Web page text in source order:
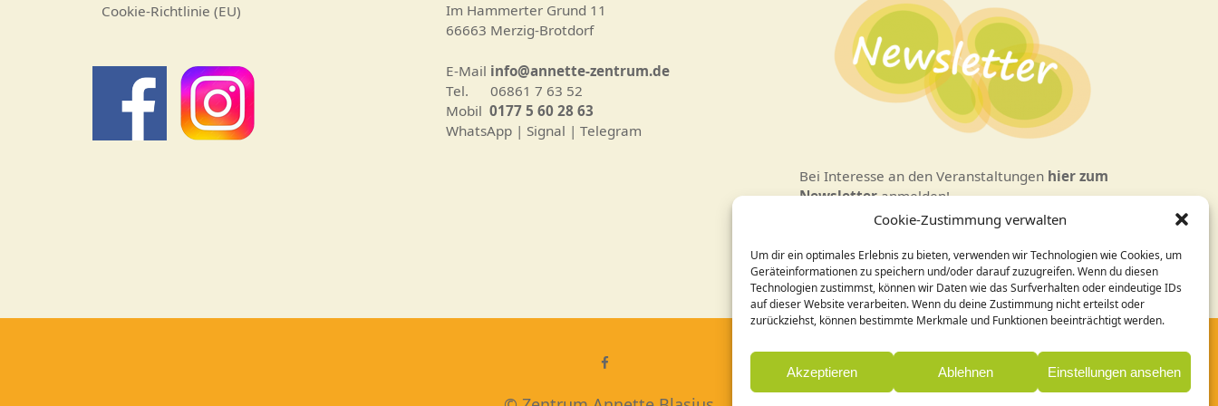
Cookie-Zustimmung verwalten
Um dir ein optimales Erlebnis zu bieten, verwenden wir Technologien wie Cookies, um
Geräteinformationen zu speichern und/oder darauf zuzugreifen. Wenn du diesen
Technologien zustimmst, können wir Daten wie das Surfverhalten oder eindeutige IDs
auf dieser Website verarbeiten. Wenn du deine Zustimmung nicht erteilst oder
zurückziehst, können bestimmte Merkmale und Funktionen beeinträchtigt werden.
Akzeptieren Ablehnen Einstellungen ansehen
Cookie-Richtlinie (EU)
Im Hammerter Grund 11
66663 Merzig-Brotdorf
E-Mail info@annette-zentrum.de
Tel. 06861 7 63 52
Mobil 0177 5 60 28 63
WhatsApp | Signal | Telegram
Bei Interesse an den Veranstaltungen hier zum
Newsletteranmelden!
Design / Programmierung:
Cornelia Holleck-Weithmann|www.cohowe.de